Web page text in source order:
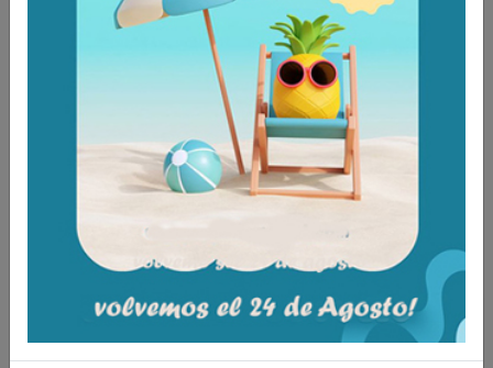
Aún no existen valoraciones para este
producto.
Tambien te recomendamos